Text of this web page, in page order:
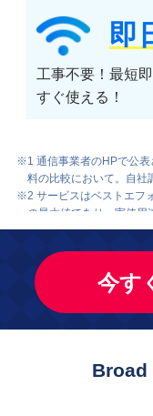
即
工事不要！最短
すぐ使える！
※1 通信事業者のHPで公表
料の比較において。自社
※2 サービスはベストエフ
の最大値であり、実使用
ても、お客様のご利用環
下も含め、変更になる可
※3 一定期間内に大量のデ
の通信速度を制限する場
※4 当日発送は平日12時ま
ておりません。土曜日に
今す
Broad